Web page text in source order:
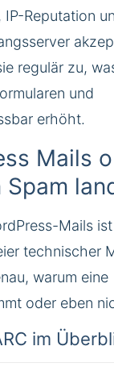
Reputation
regulär zu,
und
erhöht.
Mails
Mails
technischer
warum eine
oder eben
im